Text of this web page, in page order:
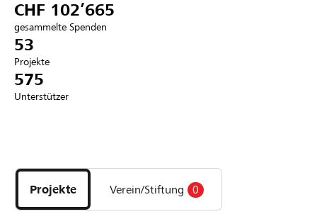
Anmelden
DE FR IT
CHF 102’665
gesammelte Spenden
53
Projekte
575
Unterstützer
Projekte
und
Organisationen
Projekte Verein/Stiftung 0